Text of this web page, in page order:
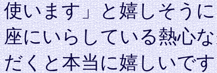
使います」と嬉しそう
座にいらしている熱心
だくと本当に嬉しいで